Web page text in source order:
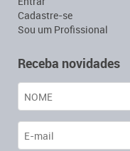
Cadastre-se
Sou um Profissional
Receba novidades